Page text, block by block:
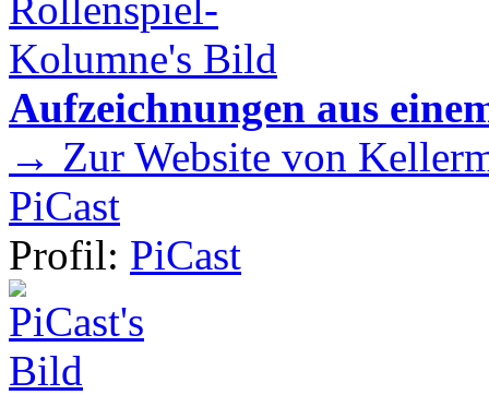
Aufzeichnungen aus
→ Zur Website von
PiCast
Profil: PiCast